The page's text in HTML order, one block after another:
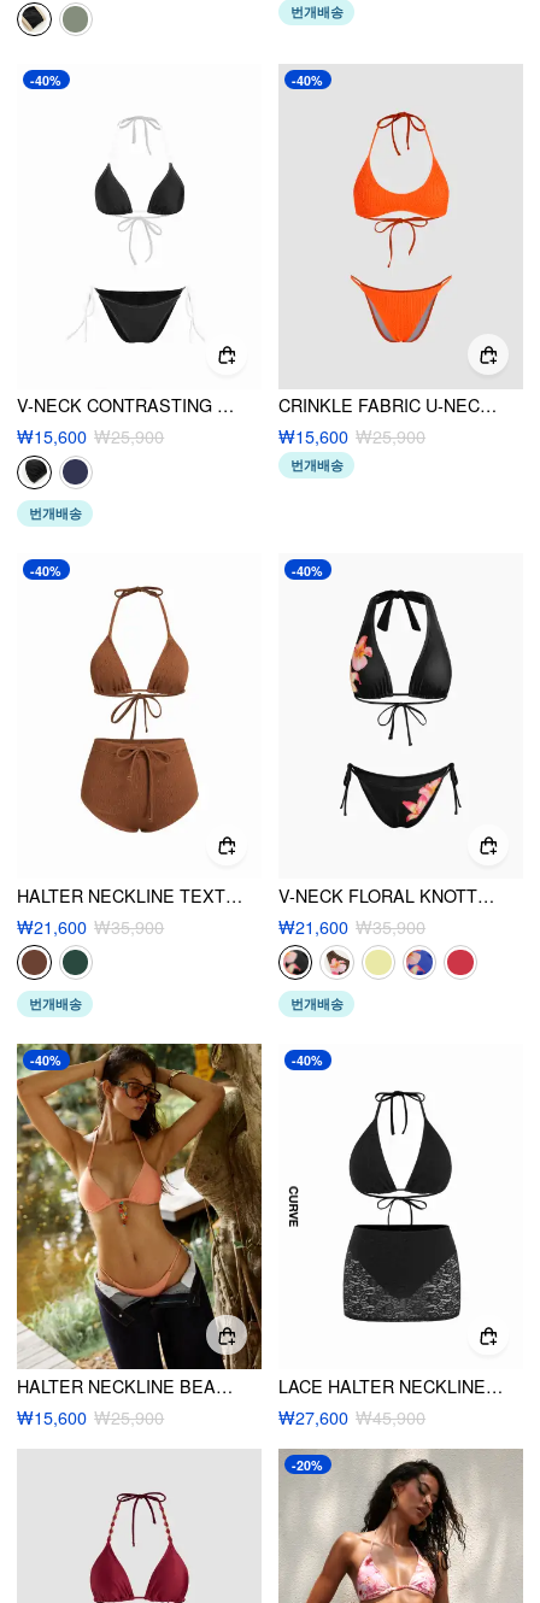
번개배송
-40%
V-NECK CONTRASTING BINDING HALTER TIE SIDE BIKINI SET
₩15,600 ₩25,900
번개배송
-40%
CRINKLE FABRIC U-NECKLINE KNOTTED HALTER BIKINI SET
₩15,600 ₩25,900
번개배송
-40%
HALTER NECKLINE TEXTURE DRAWSTRING SHORTS BIKINI SET
₩21,600 ₩35,900
번개배송
-40%
V-NECK FLORAL KNOTTED HALTER TIE SIDE BIKINI SET
₩21,600 ₩35,900
번개배송
-40%
HALTER NECKLINE BEADED RUCHED TRIANGLE BIKINI SET
₩15,600 ₩25,900
-40%
LACE HALTER NECKLINE TRIANGLE MID RISE BIKINI SET WITH SKIRT CURVE & PLUS
₩27,600 ₩45,900
-20%